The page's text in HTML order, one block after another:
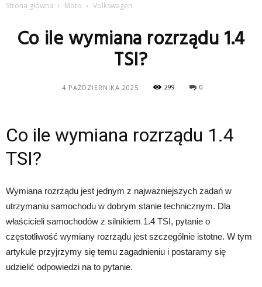
Strona główna Moto Volkswagen
Co ile wymiana rozrządu 1.4
TSI?
4 PAŹDZIERNIKA 2025 299 0
Co ile wymiana rozrządu 1.4
TSI?
Wymiana rozrządu jest jednym z najważniejszych zadań w
utrzymaniu samochodu w dobrym stanie technicznym. Dla
właścicieli samochodów z silnikiem 1.4 TSI, pytanie o
częstotliwość wymiany rozrządu jest szczególnie istotne. W tym
artykule przyjrzymy się temu zagadnieniu i postaramy się
udzielić odpowiedzi na to pytanie.